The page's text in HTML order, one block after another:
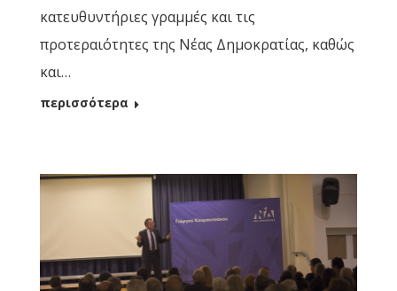
κατευθυντήριες γραμμές και τις
προτεραιότητες της Νέας Δημοκρατίας, καθώς
και…
περισσότερα